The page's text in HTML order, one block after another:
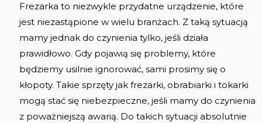
Frezarka to niezwykle przydatne urządzenie, które
jest niezastąpione w wielu branżach. Z taką sytuacją
mamy jednak do czynienia tylko, jeśli działa
prawidłowo. Gdy pojawią się problemy, które
będziemy usilnie ignorować, sami prosimy się o
kłopoty. Takie sprzęty jak frezarki, obrabiarki i tokarki
mogą stać się niebezpieczne, jeśli mamy do czynienia
z poważniejszą awarią. Do takich sytuacji absolutnie